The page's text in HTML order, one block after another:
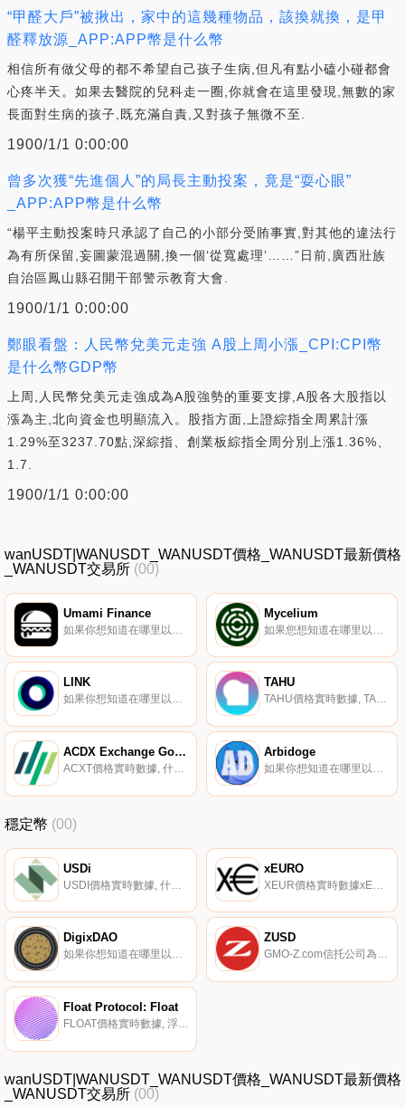
“甲醛大戶”被揪出，家中的這幾種物品，該換就換，是甲
醛釋放源_APP:APP幣是什么幣
相信所有做父母的都不希望自己孩子生病,但凡有點小磕小碰都會
心疼半天。如果去醫院的兒科走一圈,你就會在這里發現,無數的家
長面對生病的孩子,既充滿自責,又對孩子無微不至.
1900/1/1 0:00:00
曾多次獲“先進個人”的局長主動投案，竟是“耍心眼”
_APP:APP幣是什么幣
“楊平主動投案時只承認了自己的小部分受賄事實,對其他的違法行
為有所保留,妄圖蒙混過關,換一個‘從寬處理’……”日前,廣西壯族
自治區鳳山縣召開干部警示教育大會.
1900/1/1 0:00:00
鄭眼看盤：人民幣兌美元走強 A股上周小漲_CPI:CPI幣
是什么幣GDP幣
上周,人民幣兌美元走強成為A股強勢的重要支撐,A股各大股指以
漲為主,北向資金也明顯流入。股指方面,上證綜指全周累計漲
1.29%至3237.70點,深綜指、創業板綜指全周分別上漲1.36%、
1.7.
1900/1/1 0:00:00
wanUSDT|WANUSDT_WANUSDT價格_WANUSDT最新價格
_WANUSDT交易所 (00)
Umami Finance Mycelium
LINK
如果你想知道在哪里以當前價格購買LINK,目前交易{LINK]股票的頂級加密貨幣交易所是Gate.io、HuoLN、MEXC、Bithumb和Bitfront。您可以在我們的加密貨幣交易所頁面上找到其他列表。LINK項目由全球信使公司LINE發起,旨在為主流消費者創建區塊鏈平臺和代幣經濟.
TAHU
TAHU價格實時數據, TAHU是一個創新的NFT平臺,源于前沿媒體行業和區塊鏈技術的會議,提供豐富的互動內容,釋放AAA級媒體行業的創造力。Tahu是第一個提供3D實時媒體的NFT平臺。Tahu允許創作者銷售各種各樣的內容類型.
ACDX Exchange Governance Token
ACXT價格實時數據, 什么是ACXT？ACXT是ACDX的制造商治理令牌。ACXT代幣持有者有權在交易所做出決定：上市、費率、代幣消耗率,甚至是處理和支持硬分叉等重大決定。什么是ACDX？ACDX提供了一個下一代加密貨幣衍生品交易平臺,提供了業界尚未見過的加密貨幣結構化產品.
Arbidoge
如果你想知道在哪里以當前價格購買ArADOGEdoge,目前交易{ArADOGEdoge]股票的頂級加密貨幣交易所是SushiSwap（ArADOGEtrum）。您可以在我們的加密貨幣交易所頁面上找到其他列表。阿比特魯島上的第一只小狗.
穩定幣 (00)
USDi
USDI價格實時數據, 什么是USDi？USDi是一種由利息協議發行的過度抵押穩定幣。利息協議（IP）是以太坊區塊鏈上第一個向所有儲戶支付利息的部分準備金銀行協議。用戶可以通過在利息協議中存入1個USDC來鑄造1個USDi,并可以通過焚燒他們持有的1個USDi來從協議中獲得1個USDC.
xEURO
DigixDAO
如果你想知道在哪里以當前價格購買DigixDAO,目前交易{DigixDAO]股票的頂級加密貨幣交易所是Bitbns和Bancor Network。您可以在我們的加密貨幣交易所頁面上找到其他列表.
ZUSD
GMO-Z.com信托公司為每個人連接傳統金融和區塊鏈。我們正在發行GYEN,世界；第一個受監管的日本日元掛鉤穩定幣,以及新的數字美元。GMO-Z.com信托公司成立于2020年,被紐約州金融服務部授予有限目的信托章程,是日本金融和IT集團GMO互聯網集團的子公司.
Float Protocol: Float
FLOAT價格實時數據, 浮動協議正在構建未來的去中心化貨幣體系。協議的核心是FLOAT令牌。它被設計成第一種真正的原生互聯網貨幣,完全滿足貨幣的三大特性：作為交換媒介、價值存儲和記賬單位.
wanUSDT|WANUSDT_WANUSDT價格_WANUSDT最新價格
_WANUSDT交易所 (00)